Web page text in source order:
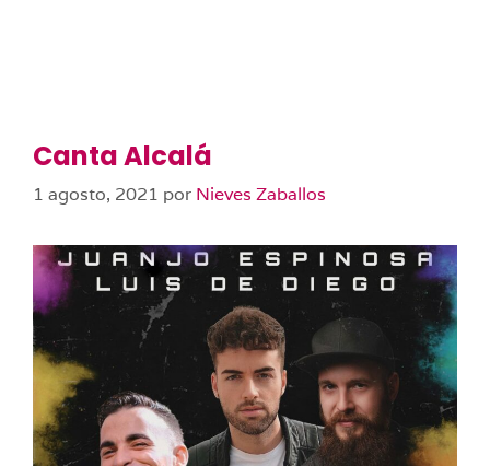
Canta Alcalá
1 agosto, 2021 por Nieves Zaballos